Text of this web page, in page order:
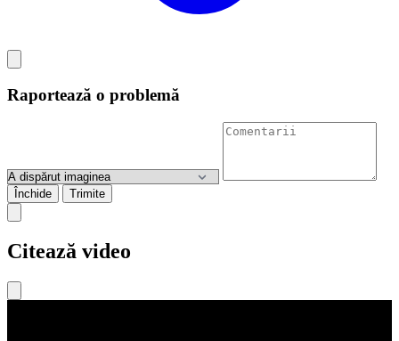
Raportează o problemă
Închide Trimite
Citează video